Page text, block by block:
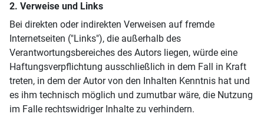
2. Verweise und Links
Bei direkten oder indirekten Verweisen auf fremde
Internetseiten ("Links"), die außerhalb des
Verantwortungsbereiches des Autors liegen, würde eine
Haftungsverpflichtung ausschließlich in dem Fall in Kraft
treten, in dem der Autor von den Inhalten Kenntnis hat und
es ihm technisch möglich und zumutbar wäre, die Nutzung
im Falle rechtswidriger Inhalte zu verhindern.